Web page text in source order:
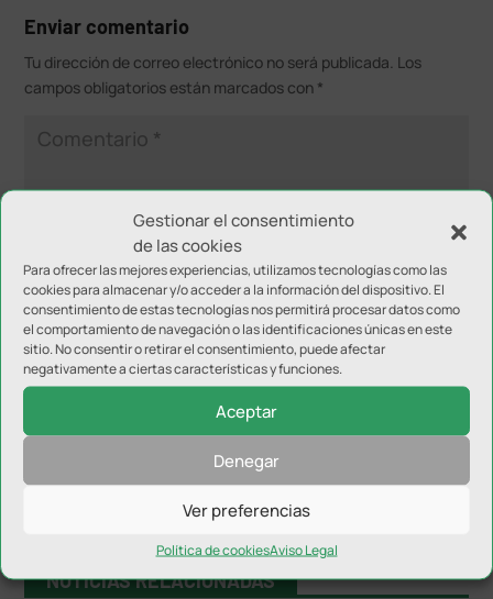
Gestionar el consentimiento
de las cookies
Para ofrecer las mejores experiencias, utilizamos tecnologías como las
cookies para almacenar y/o acceder a la información del dispositivo. El
consentimiento de estas tecnologías nos permitirá procesar datos como
el comportamiento de navegación o las identificaciones únicas en este
sitio. No consentir o retirar el consentimiento, puede afectar
negativamente a ciertas características y funciones.
Aceptar
Denegar
Ver preferencias
Política de cookiesAviso Legal
Enviar comentario
Tu dirección de correo electrónico no será publicada. Los
campos obligatorios están marcados con *
NOTICIAS RELACIONADAS